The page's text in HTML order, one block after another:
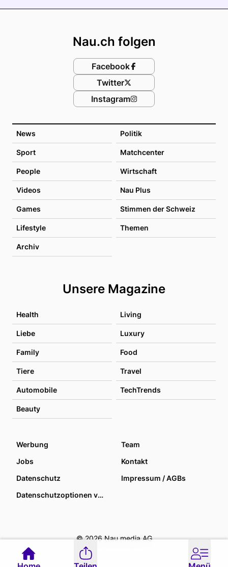
News Politik
Sport Matchcenter
People Wirtschaft
Videos Nau Plus
Games Stimmen der Schweiz
Lifestyle Themen
Archiv
Unsere Magazine
Health Living
Liebe Luxury
Family Food
Tiere Travel
Automobile TechTrends
Beauty
Nau.ch folgen
Facebook
Twitter
Instagram
Werbung
Team
Jobs
Kontakt
Datenschutz
Impressum / AGBs
Datenschutzoptionen verwalten
© 2026 Nau media AG